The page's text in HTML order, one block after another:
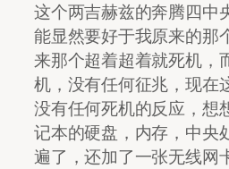
这个两吉赫兹的奔腾四中
能显然要好于我原来的那
来那个超着超着就死机，
机，没有任何征兆，现在
没有任何死机的反应，想
记本的硬盘，内存，中央
遍了，还加了一张无线网